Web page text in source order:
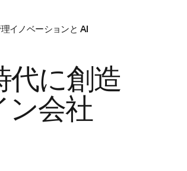
イノベーションと AI
代に創造
ン会社